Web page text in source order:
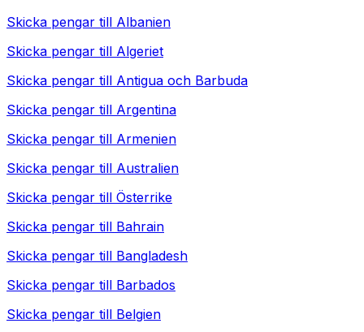
Skicka pengar till Albanien
Skicka pengar till Algeriet
Skicka pengar till Antigua och Barbuda
Skicka pengar till Argentina
Skicka pengar till Armenien
Skicka pengar till Australien
Skicka pengar till Österrike
Skicka pengar till Bahrain
Skicka pengar till Bangladesh
Skicka pengar till Barbados
Skicka pengar till Belgien